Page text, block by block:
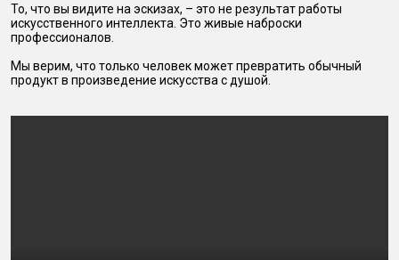
То, что вы видите на эскизах, – это не результат работы
искусственного интеллекта. Это живые наброски
профессионалов.
Мы верим, что только человек может превратить обычный
продукт в произведение искусства с душой.